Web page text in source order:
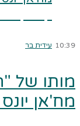
10:39 עידית בר
מותו של
מח'אן יונס |